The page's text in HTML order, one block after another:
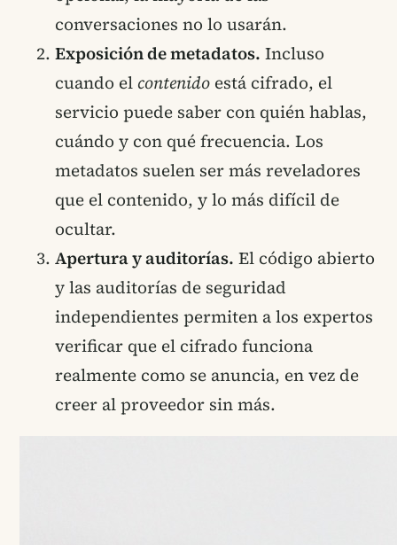
conversaciones no lo usarán.
Exposición de metadatos. Incluso
cuando el contenido está cifrado, el
servicio puede saber con quién hablas,
cuándo y con qué frecuencia. Los
metadatos suelen ser más reveladores
que el contenido, y lo más difícil de
ocultar.
Apertura y auditorías. El código abierto
y las auditorías de seguridad
independientes permiten a los expertos
verificar que el cifrado funciona
realmente como se anuncia, en vez de
creer al proveedor sin más.